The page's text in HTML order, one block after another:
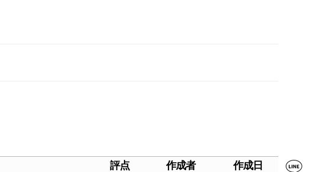
評点 作成者 作成日